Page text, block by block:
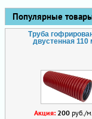
Популярные
Труба
двустенная 110
Акция: 200руб./